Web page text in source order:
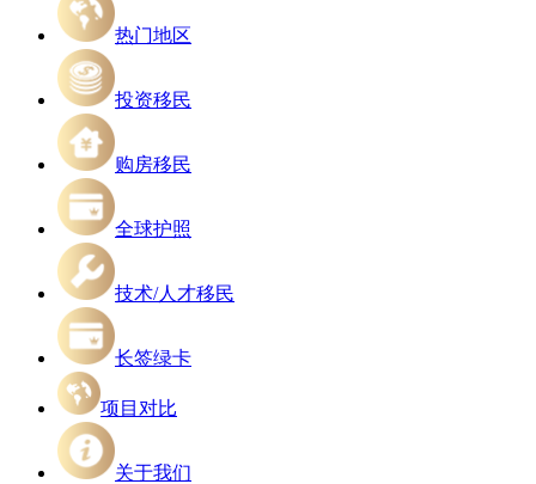
热门地区
投资移民
购房移民
全球护照
技术/人才移民
长签绿卡
项目对比
关于我们